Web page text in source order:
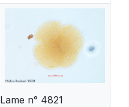
Lame n° 4821